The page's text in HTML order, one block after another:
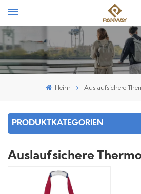
Heim Auslaufsichere
PRODUKTKATEGORIEN
Auslaufsichere